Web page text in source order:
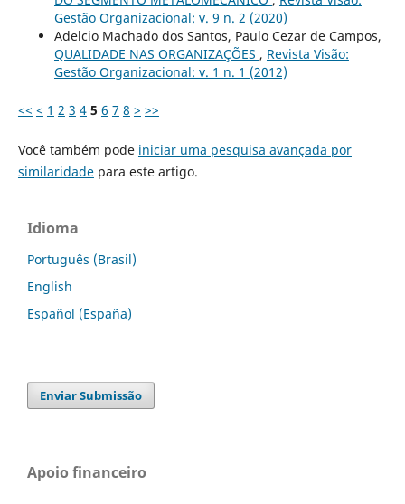
Gestão Organizacional: v. 9 n. 2 (2020)
Adelcio Machado dos Santos, Paulo Cezar de Campos,
QUALIDADE NAS ORGANIZAÇÕES , Revista Visão:
Gestão Organizacional: v. 1 n. 1 (2012)
<< < 1 2 3 4 5 6 7 8 > >>
Você também pode iniciar uma pesquisa avançada por
similaridadepara este artigo.
Idioma
Português (Brasil)
English
Español (España)
Enviar Submissão
Apoio financeiro